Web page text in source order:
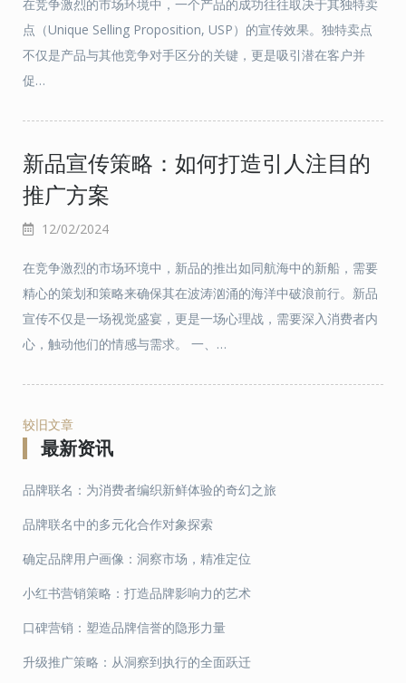
在竞争激烈的市场环境中，一个产品的成功往往取决于其独特卖
点（Unique Selling Proposition, USP）的宣传效果。独特卖点
不仅是产品与其他竞争对手区分的关键，更是吸引潜在客户并
促…
新品宣传策略：如何打造引人注目的
推广方案
12/02/2024
在竞争激烈的市场环境中，新品的推出如同航海中的新船，需要
精心的策划和策略来确保其在波涛汹涌的海洋中破浪前行。新品
宣传不仅是一场视觉盛宴，更是一场心理战，需要深入消费者内
心，触动他们的情感与需求。 一、…
文
章
导
航
较旧文章
最新资讯
品牌联名：为消费者编织新鲜体验的奇幻之旅
品牌联名中的多元化合作对象探索
确定品牌用户画像：洞察市场，精准定位
小红书营销策略：打造品牌影响力的艺术
口碑营销：塑造品牌信誉的隐形力量
升级推广策略：从洞察到执行的全面跃迁